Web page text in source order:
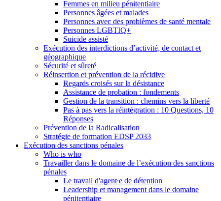
Femmes en milieu pénitentiaire
Personnes âgées et malades
Personnes avec des problèmes de santé mentale
Personnes LGBTIQ+
Suicide assisté
Exécution des interdictions d’activité, de contact et
géographique
Sécurité et sûreté
Réinsertion et prévention de la récidive
Regards croisés sur la désistance
Assistance de probation : fondements
Gestion de la transition : chemins vers la liberté
Pas à pas vers la réintégration : 10 Questions, 10
Réponses
Prévention de la Radicalisation
Stratégie de formation EDSP 2033
Exécution des sanctions pénales
Who is who
Travailler dans le domaine de l’exécution des sanctions
pénales
Le travail d'agent∙e de détention
Leadership et management dans le domaine
pénitentiaire